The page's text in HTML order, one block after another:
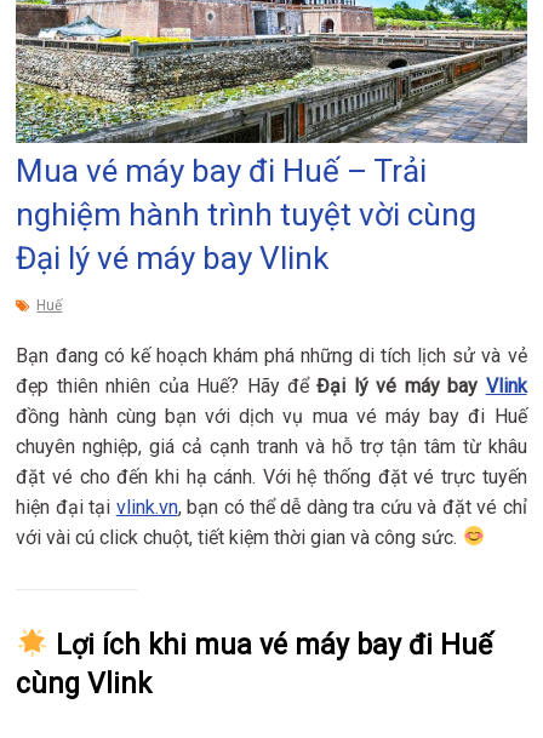
Mua vé máy bay đi Huế – Trải
nghiệm hành trình tuyệt vời cùng
Đại lý vé máy bay Vlink
Huế
Bạn đang có kế hoạch khám phá những di tích lịch sử và vẻ
đẹp thiên nhiên của Huế? Hãy đểĐại lý vé máy bay Vlink
đồng hành cùng bạn với dịch vụ mua vé máy bay đi Huế
chuyên nghiệp, giá cả cạnh tranh và hỗ trợ tận tâm từ khâu
đặt vé cho đến khi hạ cánh. Với hệ thống đặt vé trực tuyến
hiện đại tại vlink.vn, bạn có thể dễ dàng tra cứu và đặt vé chỉ
với vài cú click chuột, tiết kiệm thời gian và công sức.
Lợi ích khi mua vé máy bay đi Huế
cùng Vlink